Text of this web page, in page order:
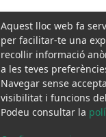
Aquest lloc web fa
per facilitar-te una
recollir informació
a les teves
Navegar sense
visibilitat i funcions
Podeu consultar la